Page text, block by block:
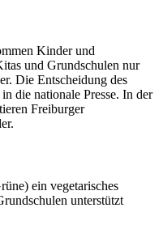
Kinder und
und Grundschulen nur
Die Entscheidung des
die nationale Presse. In der
Freiburger
ein vegetarisches
unterstützt